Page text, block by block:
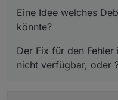
Eine Idee welches
könnte?
Der Fix für den
nicht verfügbar, oder